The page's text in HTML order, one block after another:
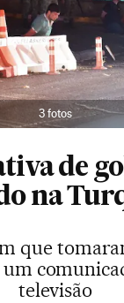
3 fotos
de
na
que
um
televisão